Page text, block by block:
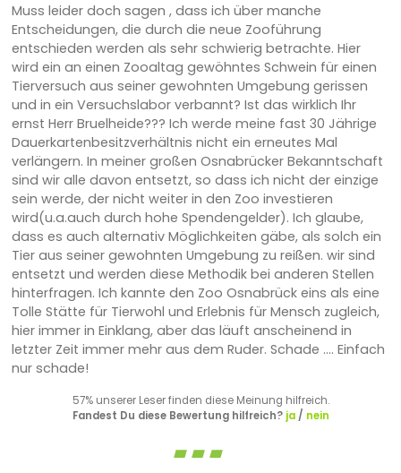
Muss leider doch sagen , dass ich über manche
Entscheidungen, die durch die neue Zooführung
entschieden werden als sehr schwierig betrachte. Hier
wird ein an einen Zooaltag gewöhntes Schwein für einen
Tierversuch aus seiner gewohnten Umgebung gerissen
und in ein Versuchslabor verbannt? Ist das wirklich Ihr
ernst Herr Bruelheide??? Ich werde meine fast 30 Jährige
Dauerkartenbesitzverhältnis nicht ein erneutes Mal
verlängern. In meiner großen Osnabrücker Bekanntschaft
sind wir alle davon entsetzt, so dass ich nicht der einzige
sein werde, der nicht weiter in den Zoo investieren
wird(u.a.auch durch hohe Spendengelder). Ich glaube,
dass es auch alternativ Möglichkeiten gäbe, als solch ein
Tier aus seiner gewohnten Umgebung zu reißen. wir sind
entsetzt und werden diese Methodik bei anderen Stellen
hinterfragen. Ich kannte den Zoo Osnabrück eins als eine
Tolle Stätte für Tierwohl und Erlebnis für Mensch zugleich,
hier immer in Einklang, aber das läuft anscheinend in
letzter Zeit immer mehr aus dem Ruder. Schade .... Einfach
nur schade!
57% unserer Leser finden diese Meinung hilfreich.
Fandest Du diese Bewertung hilfreich? ja/ nein